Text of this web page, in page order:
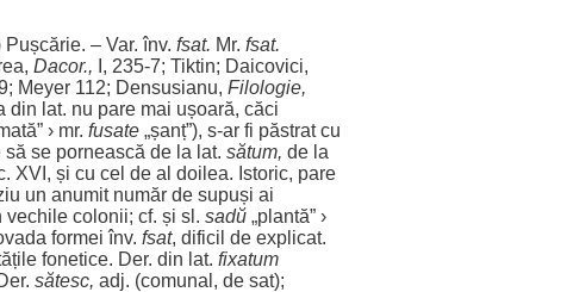
Pușcărie. – Var. înv. fsat. Mr. fsat.
Dacor., I, 235-7; Tiktin; Daicovici,
Meyer 112; Densusianu, Filologie,
din lat. nu pare mai ușoară, căci
” › mr. fusate „șanț”), s-ar fi păstratcu
să se pornească de la lat. sătum, de la
. XVI, și cu cel de al doilea. Istoric, pare
un anumit număr de supuși ai
vechile colonii; cf. și sl. sadŭ „plantă” ›
formei înv. fsat, dificil de explicat.
fonetice. Der. din lat. fixatum
sătesc, adj. (comunal , de sat);